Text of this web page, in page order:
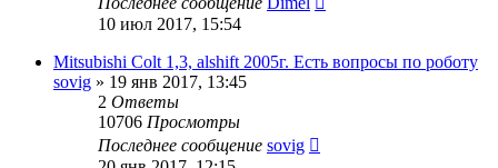
10 июл 2017, 15:54
Mitsubishi Colt 1,3, alshift 2005г. Есть вопросы по роботу
sovig » 19 янв 2017, 13:45
2 Ответы
10706 Просмотры
Последнее сообщение sovig